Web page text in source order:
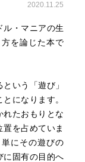
2020.11.25
ル・マニアの生
を論じた本で
いう「遊び」
になります。
れたおもりとな
を占めていま
にその遊びの
に固有の目的へ